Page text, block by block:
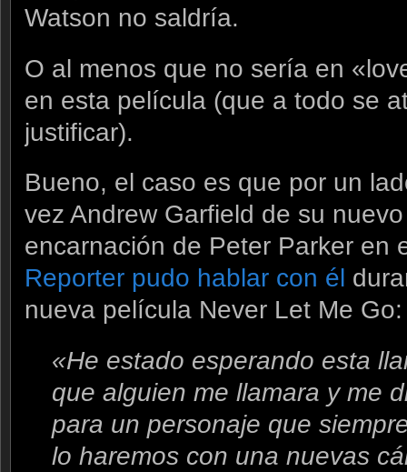
Watson no saldría.
O al menos que no sería en
en esta película (que a todo se
justificar).
Bueno, el caso es que por un
vez Andrew Garfield de su
encarnación de Peter Parker en
Reporter pudo hablar con él
nueva película Never Let Me Go:
«He estado esperando esta
que alguien me llamara y me
para un personaje que
lo haremos con una nuevas